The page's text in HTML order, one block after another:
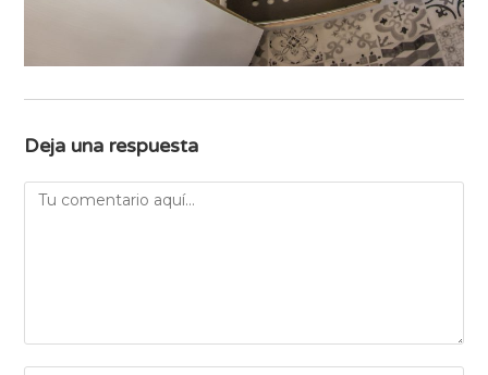
Deja una respuesta